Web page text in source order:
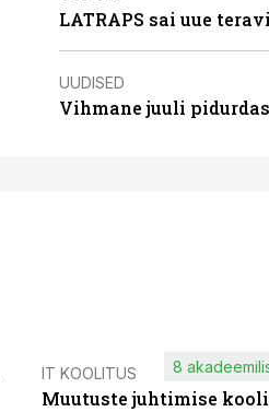
LATRAPS sai uue
UUDISED
Vihmane juuli
IT KOOLITUS
Muutuste juhtimise
8